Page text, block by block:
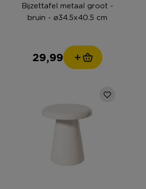
Bijzettafel metaal groot -
bruin - ø34.5x40.5 cm
29,99